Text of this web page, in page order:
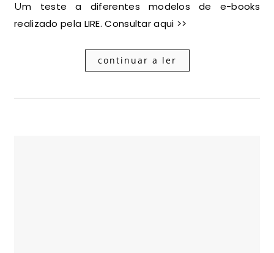
Um teste a diferentes modelos de e-books
realizado pela LIRE. Consultar aqui >>
continuar a ler